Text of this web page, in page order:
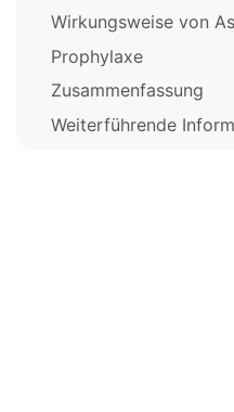
Wirkungsweise von
Prophylaxe
Zusammenfassung
Weiterführende